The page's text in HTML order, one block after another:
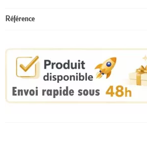
Référence